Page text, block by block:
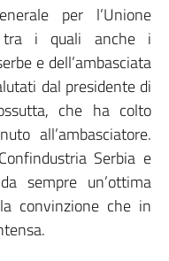
per l’Unione
tra i quali anche i
e dell’ambasciata
dal presidente di
che ha colto
all’ambasciatore.
Serbia e
sempre un’ottima
convinzione che in